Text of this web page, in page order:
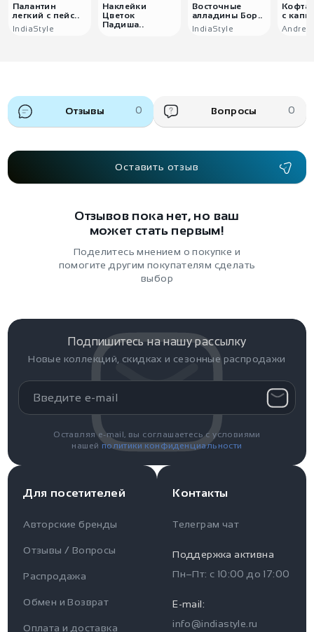
Контакты
Для пользователя
Информация
Палантин
легкий с пейс..
IndiaStyle
Наклейки
Цветок
Падиша..
Восточные
алладины Бор..
IndiaStyle
Кофта
с
Andrey
Отзывы 0 Вопросы 0
Оставить отзыв
Отзывов пока нет, но ваш
может стать первым!
Поделитесь мнением о покупке и
помогите другим покупателям сделать
выбор
Для посетителей
Авторские бренды
Отзывы / Вопросы
Распродажа
Обмен и Возврат
Оплата и доставка
Подпишитесь на нашу рассылку
Новые коллекций, скидках и сезонные распродажи
Оставляя e-mail, вы соглашаетесь с условиями
нашей политики конфиденциальности
Контакты
Телеграм чат
Поддержка активна
Пн–Пт: с 10:00 до 17:00
E-mail:
info@indiastyle.ru